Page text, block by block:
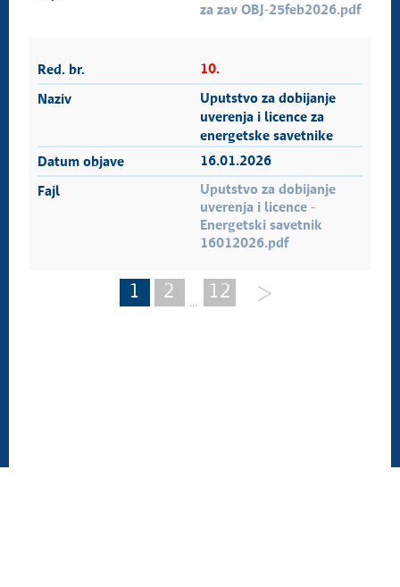
za zav OBJ-25feb2026.pdf
10.
Uputstvo za dobijanje
uverenja i licence za
energetske savetnike
16.01.2026
Uputstvo za dobijanje
uverenja i licence -
Еnergetski savetnik
16012026.pdf
1 2
...
12